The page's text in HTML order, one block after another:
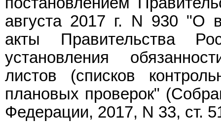
августа 2017 г. N 930 "О
акты Правительства
установления
листов (списков
плановых проверок"
Федерации, 2017, N 33, ст.